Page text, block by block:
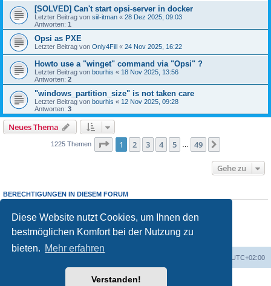
Diese Website nutzt Cookies, um Ihnen den
bestmöglichen Komfort bei der Nutzung zu
bieten. Mehr erfahren
Verstanden!
[SOLVED] Can't start opsi-server in docker
Letzter Beitrag von siil-itman « 28 Dez 2025, 09:03
Antworten: 1
Opsi as PXE
Letzter Beitrag von Only4Fill « 24 Nov 2025, 16:22
Howto use a "winget" command via "Opsi" ?
Letzter Beitrag von bourhis « 18 Nov 2025, 13:56
Antworten: 2
"windows_partition_size" is not taken care
Letzter Beitrag von bourhis « 12 Nov 2025, 09:28
Antworten: 3
Neues Thema
1225 Themen Seite 1von 49
1 2 3 4 5 49
Gehe zu
BERECHTIGUNGEN IN DIESEM FORUM
Sie dürfenkeineAntworten zu Themen in diesem Forum erstellen.
Sie dürfen Ihre Beiträge in diesem Forumnicht ändern.
Sie dürfen Ihre Beiträge in diesem Forumnichtlöschen.
keine
UTC+02:00
Powered byphpBB® Forum Software © phpBB Limited